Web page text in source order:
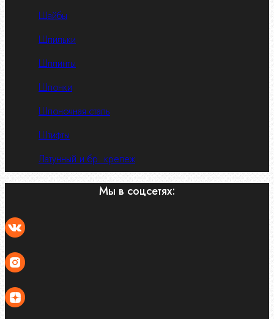
Шайбы
Шпильки
Шплинты
Шпонки
Шпоночная сталь
Штифты
Латунный и бр. крепеж
Мы в соцсетях: